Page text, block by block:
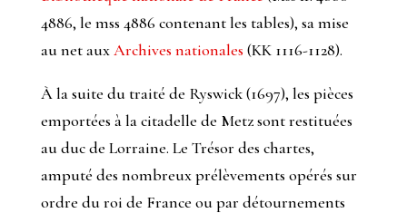
4886, le mss 4886 contenant les tables), sa mise
au net auxArchives nationales (KK 1116-1128).
À la suite du traité de Ryswick (1697), les pièces
emportées à la citadelle de Metz sont restituées
au duc de Lorraine. Le Trésor des chartes,
amputé des nombreux prélèvements opérés sur
ordre du roi de France ou par détournements